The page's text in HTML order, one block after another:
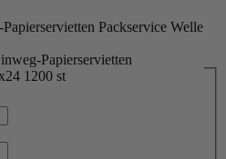
Packservice Welle
1200 st